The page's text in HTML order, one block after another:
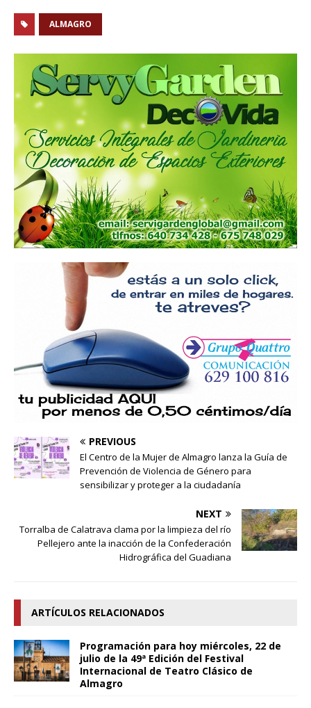
ALMAGRO
PREVIOUS
El Centro de la Mujer de Almagro lanza la Guía de
Prevención de Violencia de Género para
sensibilizar y proteger a la ciudadanía
NEXT
Torralba de Calatrava clama por la limpieza del río
Pellejero ante la inacción de la Confederación
Hidrográfica del Guadiana
ARTÍCULOS RELACIONADOS
Programación para hoy miércoles, 22 de
julio de la 49ª Edición del Festival
Internacional de Teatro Clásico de
Almagro